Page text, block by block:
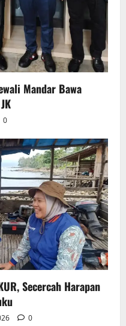
Mandar Bawa
0
Secercah Harapan
0